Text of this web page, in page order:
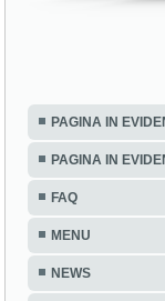
PAGINA IN
PAGINA IN
FAQ
MENU
NEWS